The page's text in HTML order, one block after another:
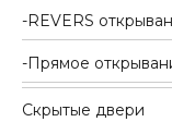
REVERS
Прямое
Скрытые двери